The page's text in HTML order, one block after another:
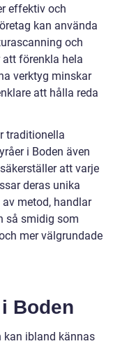
effektiv och
kan använda
och
förenkla hela
verktyg minskar
att hålla reda
traditionella
i Boden även
att varje
deras unika
metod, handlar
så smidig som
mer välgrundade
Boden
kan ibland kännas